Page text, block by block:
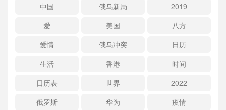
中国 俄乌新局
2019
爱
美国
八方
爱情
俄乌冲突
日历
生活
香港
时间
日历表
世界
2022
俄罗斯
华为 疫情